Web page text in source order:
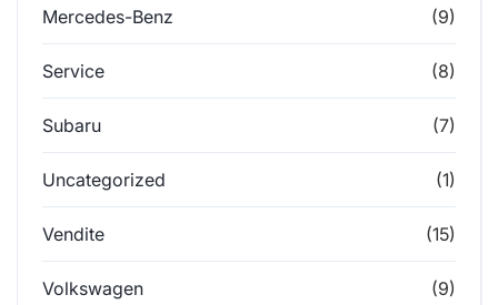
Mercedes-Benz (9)
Service (8)
Subaru (7)
Uncategorized (1)
Vendite (15)
Volkswagen (9)